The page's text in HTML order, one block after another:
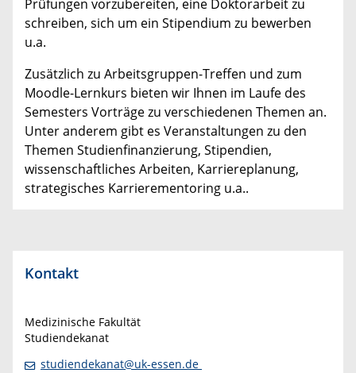
Prüfungen vorzubereiten, eine Doktorarbeit zu
schreiben, sich um ein Stipendium zu bewerben
u.a.
Zusätzlich zu Arbeitsgruppen-Treffen und zum
Moodle-Lernkurs bieten wir Ihnen im Laufe des
Semesters Vorträge zu verschiedenen Themen an.
Unter anderem gibt es Veranstaltungen zu den
Themen Studienfinanzierung, Stipendien,
wissenschaftliches Arbeiten, Karriereplanung,
strategisches Karrierementoring u.a..
Kontakt
Medizinische Fakultät
Studiendekanat
studiendekanat@uk-essen.de